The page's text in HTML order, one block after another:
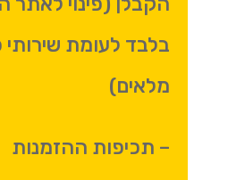
בלבד לעומת שירותי
מלאים)
– תכיפות ההזמנות